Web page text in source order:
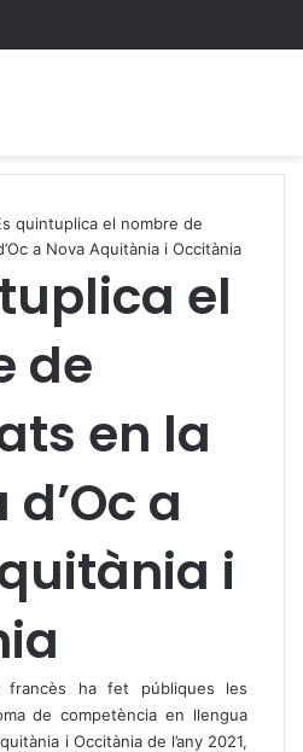
quintuplica el nombre de
a Nova Aquitània i Occitània
el
de
en la
a
i
francès ha fet públiques les
de competència en llengua
i Occitània de l’any 2021,